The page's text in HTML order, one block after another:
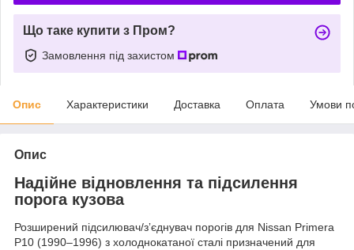
Що таке купити з Пром?
Замовлення під захистом
Опис Характеристики Доставка Оплата Умови
Опис
Надійне відновлення та підсилення
порога кузова
Розширений підсилювач/зʼєднувач порогів для Nissan Primera
P10 (1990–1996) з холоднокатаної сталі призначений для